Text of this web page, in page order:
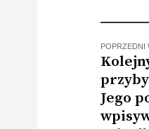
POPRZEDNI
Jego